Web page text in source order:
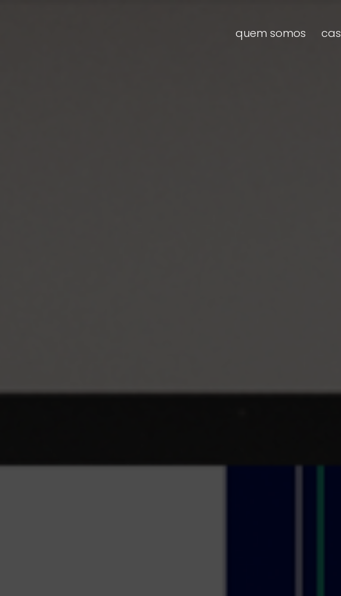
quem somos